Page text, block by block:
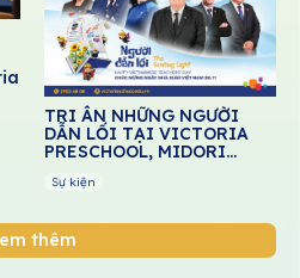
TRI ÂN NHỮNG NGƯỜI
DẪN LỐI TẠI VICTORIA
PRESCHOOL, MIDORI
SCHOOL
Sự kiện
thêm